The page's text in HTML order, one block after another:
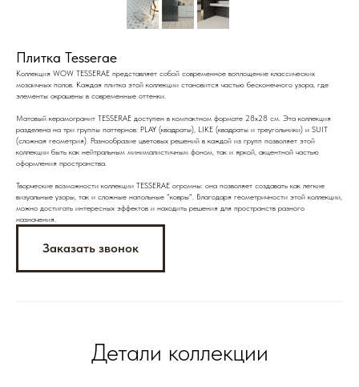
Плитка Tesserae
Коллекция WOW TESSERAE представляет собой современное воплощение классических
мозаичных полов. Каждая плитка этой коллекции становится частью бесконечного узора, где
элементы окрашены в современные оттенки.
Матовый керамогранит TESSERAE доступен в компактном формате 28х28 см. Эта коллекция
разделена на три группы паттернов: PLAY (квадраты), LIKE (квадраты и треугольники) и SUIT
(сложная геометрия). Разнообразие цветовых решений в каждой из групп позволяет этой
коллекции быть как нейтральным минималистичным фоном, так и яркой, акцентной частью
оформления пространства.
Творческие возможности коллекции TESSERAE огромны: она позволяет создавать как легкие
визуальные узоры, так и сложные напольные "ковры". Благодаря геометричности этой коллекции,
можно достигать интересных эффектов и находить решения для пространств разного
назначения.
Заказать звонок
Детали коллекции